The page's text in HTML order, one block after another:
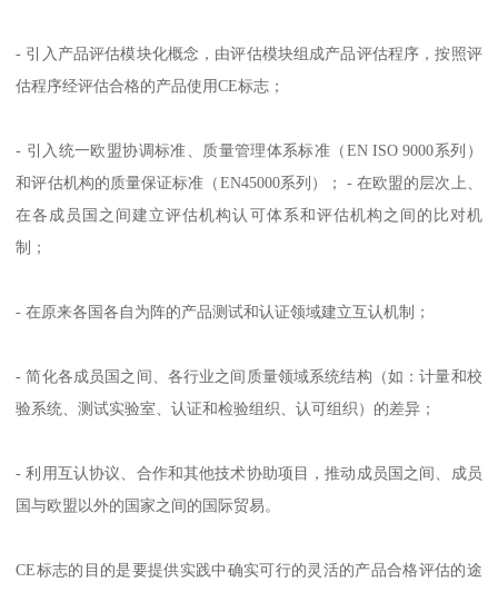
- 引入产品评估模块化概念，由评估模块组成产品评估程序，按照评
估程序经评估合格的产品使用CE标志；
- 引入统一欧盟协调标准、质量管理体系标准（EN ISO 9000系列）
和评估机构的质量保证标准（EN45000系列）； - 在欧盟的层次上、
在各成员国之间建立评估机构认可体系和评估机构之间的比对机
制；
- 在原来各国各自为阵的产品测试和认证领域建立互认机制；
- 简化各成员国之间、各行业之间质量领域系统结构（如：计量和校
验系统、测试实验室、认证和检验组织、认可组织）的差异；
- 利用互认协议、合作和其他技术协助项目，推动成员国之间、成员
国与欧盟以外的国家之间的国际贸易。
CE标志的目的是要提供实践中确实可行的灵活的产品合格评估的途